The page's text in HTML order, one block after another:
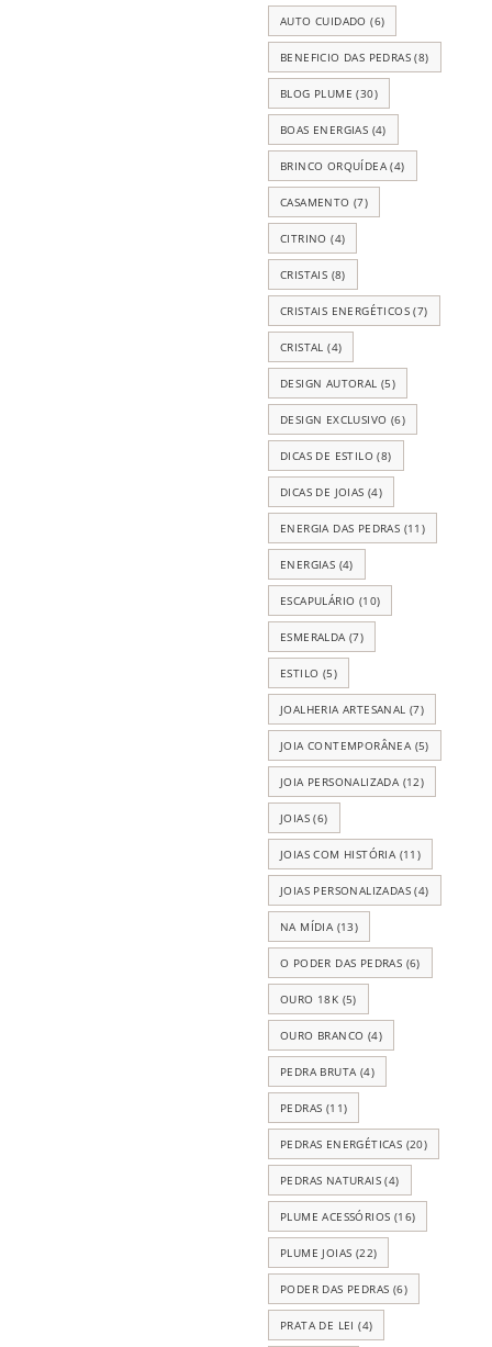
AUTO CUIDADO (6)
BENEFICIO DAS PEDRAS (8)
BLOG PLUME (30)
BOAS ENERGIAS (4)
BRINCO ORQUÍDEA (4)
CASAMENTO (7)
CITRINO (4)
CRISTAIS (8)
CRISTAIS ENERGÉTICOS (7)
CRISTAL (4)
DESIGN AUTORAL (5)
DESIGN EXCLUSIVO (6)
DICAS DE ESTILO (8)
DICAS DE JOIAS (4)
ENERGIA DAS PEDRAS (11)
ENERGIAS (4)
ESCAPULÁRIO (10)
ESMERALDA (7)
ESTILO (5)
JOALHERIA ARTESANAL (7)
JOIA CONTEMPORÂNEA (5)
JOIA PERSONALIZADA (12)
JOIAS (6)
JOIAS COM HISTÓRIA (11)
JOIAS PERSONALIZADAS (4)
NA MÍDIA (13)
O PODER DAS PEDRAS (6)
OURO 18K (5)
OURO BRANCO (4)
PEDRA BRUTA (4)
PEDRAS (11)
PEDRAS ENERGÉTICAS (20)
PEDRAS NATURAIS (4)
PLUME ACESSÓRIOS (16)
PLUME JOIAS (22)
PODER DAS PEDRAS (6)
PRATA DE LEI (4)